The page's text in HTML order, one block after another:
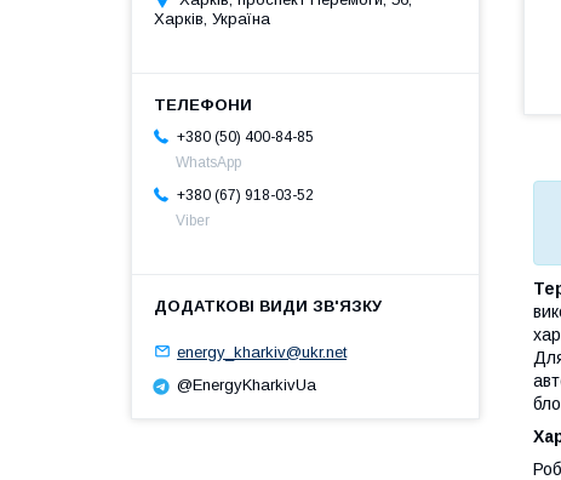
Харків, Україна
+380 (50) 400-84-85
WhatsApp
+380 (67) 918-03-52
Viber
energy_kharkiv@ukr.net
@EnergyKharkivUa